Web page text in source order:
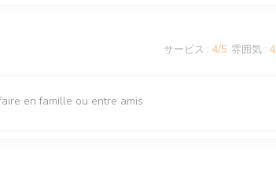
サービス : 4/5 雰囲気 : 4
en famille ou entre amis